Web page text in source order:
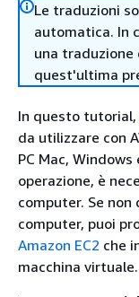
Le traduzioni
automatica. In
una traduzione
quest'ultima
In questo
da utilizzare con
PC Mac,
operazione, è
computer. Se
computer, puoi
Amazon EC2 che
macchina virtuale.